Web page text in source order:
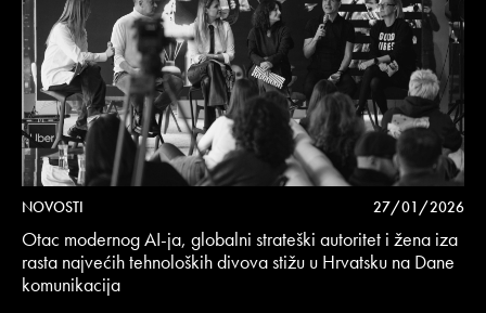
NOVOSTI 27/01/2026
Otac modernog AI-ja, globalni strateški autoritet i žena iza
rasta najvećih tehnoloških divova stižu u Hrvatsku na Dane
komunikacija